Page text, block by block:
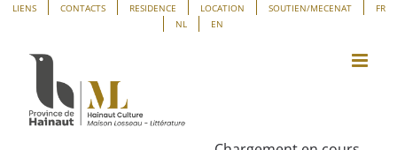
Panneau de gestion des cookies
Passer
contenu
LIENS CONTACTS RESIDENCE LOCATION SOUTIEN/MECENAT
FR
NL
EN